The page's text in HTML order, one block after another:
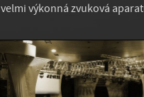
velmi výkonná zvuková